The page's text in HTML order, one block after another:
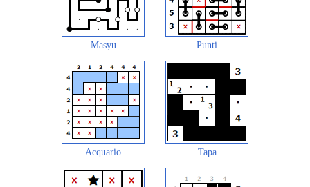
Masyu Punti
Acquario Tapa